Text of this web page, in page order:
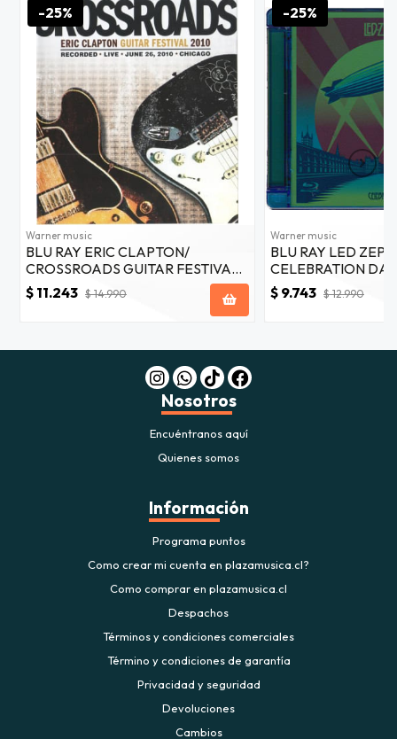
-25%
Warner music
BLU RAY ERIC CLAPTON/
CROSSROADS GUITAR FESTIVAL
2010 2BR
$ 11.243 $ 14.990
-25%
Warner music
BLU RAY LED
CELEBRATION
$ 9.743 $ 12.990
Nosotros
Encuéntranos aquí
Quienes somos
Información
Programa puntos
Como crear mi cuenta en plazamusica.cl?
Como comprar en plazamusica.cl
Despachos
Términos y condiciones comerciales
Término y condiciones de garantía
Privacidad y seguridad
Devoluciones
Cambios